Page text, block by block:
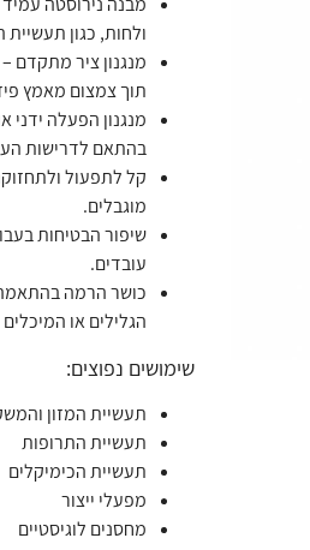
ולחות, כגון תעשיית
מנגנון ציר מתקדם
תוך צמצום מאמץ
מנגנון הפעלה ידני
בהתאם לדרישות
קל לתפעול
מוגבלים.
שיפור הבטיחות
עובדים.
כושר הרמה בהתאמה
הגלילים או
שימושים נפוצים:
תעשיית המזון
תעשיית התרופות
תעשיית הכימיקלים
מפעלי ייצור
מחסנים לוגיסטיים